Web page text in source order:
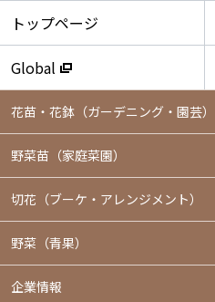
トップページ
Global
花苗・花鉢 （ガーデニング・園芸）
野菜苗（家庭菜園）
切花（ブーケ・アレンジメント）
野菜（青果）
企業情報